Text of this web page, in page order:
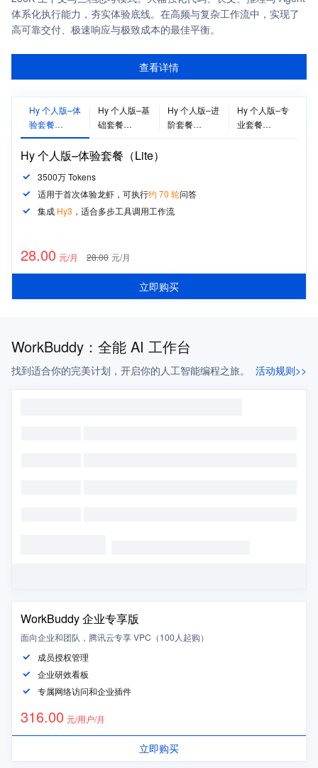
体系化执行能力，夯实体验底线。在高频与复杂工作流中，实现了
高可靠交付、极速响应与极致成本的最佳平衡。
查看详情
Hy 个人版–体
验套餐
（Lite）
Hy 个人版–基
础套餐
Hy 个人版–进
阶套餐
Hy 个人版–专
业套餐
Hy 个人版–体验套餐（Lite）
3500万 Tokens
适用于首次体验龙虾，可执行约 70 轮问答
集成 Hy3 ，适合多步工具调用工作流
28.00 元/月 28.00 元/月
立即购买
WorkBuddy：全能 AI 工作台
找到适合你的完美计划，开启你的人工智能编程之旅。 活动规则>>
WorkBuddy 企业专享版
面向企业和团队，腾讯云专享 VPC（100人起购）
成员授权管理
企业研效看板
专属网络访问和企业插件
316.00 元/用户/月
立即购买